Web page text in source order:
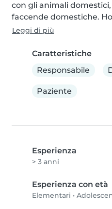
con gli animali
faccende domestiche.
Leggi di più
Caratteristiche
Responsabile
Paziente
Esperienza
> 3 anni
Esperienza con età
Elementari •